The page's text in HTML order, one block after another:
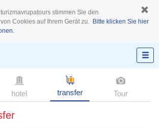
stimmen Sie den
Cookies auf Ihrem Gerät zu. Bitte klicken Sie hier
hotel transfer Tour